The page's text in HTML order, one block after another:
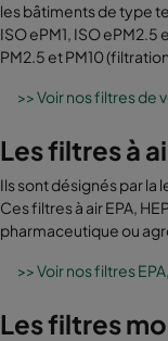
les bâtiments de type
ISO ePM1, ISO
PM2.5 et PM10
>> Voir nos filtres de
Les filtres à
Ils sont désignés par la
Ces filtres à air EPA,
pharmaceutique ou
>> Voir nos filtres
Les filtres